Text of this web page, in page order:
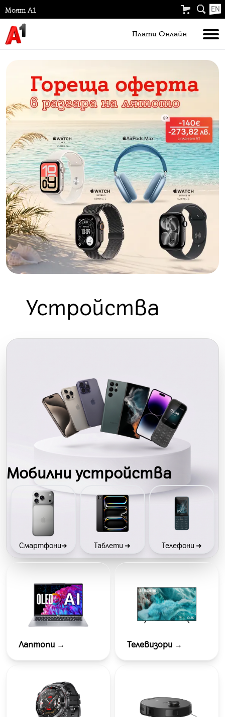
Моят А1 EN
Плати Oнлайн
Устройства
Мобилни устройства
Смартфони➜ Таблети ➜ Телефони ➜
Лаптопи → Телевизори →